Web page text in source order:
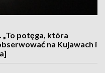
„To potęga, która
na Kujawach i